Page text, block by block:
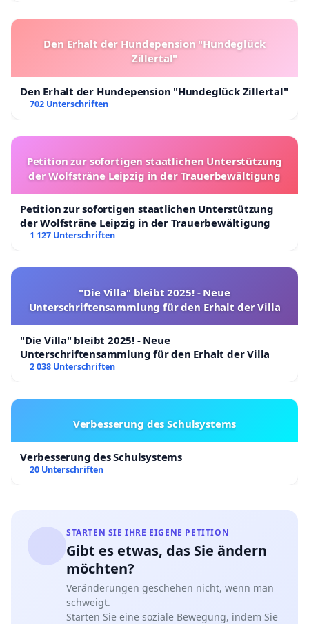
Den Erhalt der Hundepension "Hundeglück
Zillertal"
Den Erhalt der Hundepension "Hundeglück Zillertal"
702 Unterschriften
Petition zur sofortigen staatlichen Unterstützung
der Wolfsträne Leipzig in der Trauerbewältigung
Petition zur sofortigen staatlichen Unterstützung
der Wolfsträne Leipzig in der Trauerbewältigung
1 127 Unterschriften
"Die Villa" bleibt 2025! - Neue
Unterschriftensammlung für den Erhalt der Villa
"Die Villa" bleibt 2025! - Neue
Unterschriftensammlung für den Erhalt der Villa
2 038 Unterschriften
Verbesserung des Schulsystems
Verbesserung des Schulsystems
20 Unterschriften
STARTEN SIE IHRE EIGENE PETITION
Gibt es etwas, das Sie ändern
möchten?
Veränderungen geschehen nicht, wenn man
schweigt.
Starten Sie eine soziale Bewegung, indem Sie